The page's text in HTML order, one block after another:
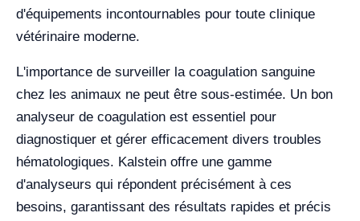
d'équipements incontournables pour toute clinique
vétérinaire moderne.
L'importance de surveiller la coagulation sanguine
chez les animaux ne peut être sous-estimée. Un bon
analyseur de coagulation est essentiel pour
diagnostiquer et gérer efficacement divers troubles
hématologiques. Kalstein offre une gamme
d'analyseurs qui répondent précisément à ces
besoins, garantissant des résultats rapides et précis